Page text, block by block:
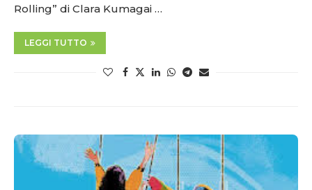
Rolling” di Clara Kumagai …
LEGGI TUTTO